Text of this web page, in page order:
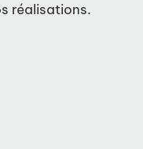
réalisations.